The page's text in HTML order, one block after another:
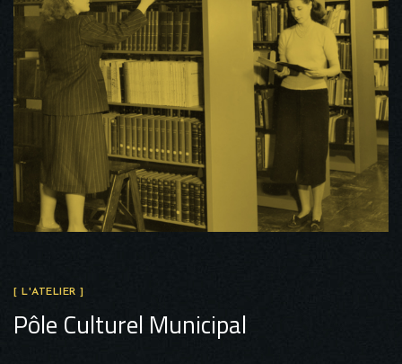
[ L'ATELIER ]
Pôle Culturel Municipal